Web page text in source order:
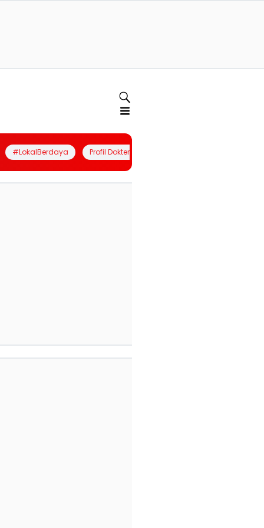
#LokalBerdaya Profil Dokter